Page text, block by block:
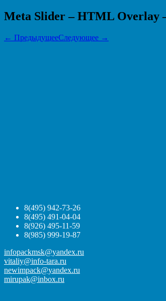
Meta Slider – HTML Overlay
← ПредыдущееСледующее →
8(495) 942-73-26
8(495) 491-04-04
8(926) 495-11-59
8(985) 999-19-87
infopackmsk@yandex.ru
vitaliy@info-tara.ru
newimpack@yandex.ru
mirupak@inbox.ru